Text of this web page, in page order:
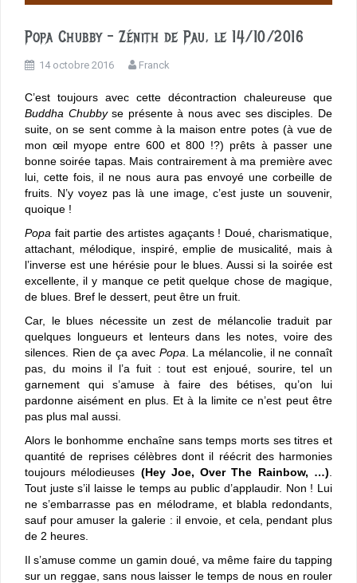
Popa Chubby – Zénith de Pau, le 14/10/2016
14 octobre 2016 Franck
C’est toujours avec cette décontraction chaleureuse que
Buddha Chubbyse présente à nous avec ses disciples. De
suite, on se sent comme à la maison entre potes (à vue de
mon œil myope entre 600 et 800 !?) prêts à passer une
bonne soirée tapas. Mais contrairement à ma première avec
lui, cette fois, il ne nous aura pas envoyé une corbeille de
fruits. N’y voyez pas là une image, c’est juste un souvenir,
quoique !
Popa fait partie des artistes agaçants ! Doué, charismatique,
attachant, mélodique, inspiré, emplie de musicalité, mais à
l’inverse est une hérésie pour le blues. Aussi si la soirée est
excellente, il y manque ce petit quelque chose de magique,
de blues. Bref le dessert, peut être un fruit.
Car, le blues nécessite un zest de mélancolie traduit par
quelques longueurs et lenteurs dans les notes, voire des
silences. Rien de ça avec Popa . La mélancolie, il ne connaît
pas, du moins il l’a fuit : tout est enjoué, sourire, tel un
garnement qui s’amuse à faire des bétises, qu’on lui
pardonne aisément en plus. Et à la limite ce n’est peut être
pas plus mal aussi.
Alors le bonhomme enchaîne sans temps morts ses titres et
quantité de reprises célèbres dont il réécrit des harmonies
toujours mélodieuses (Hey Joe, Over The Rainbow, …)
Tout juste s’il laisse le temps au public d’applaudir. Non ! Lui
ne s’embarrasse pas en mélodrame, et blabla redondants,
sauf pour amuser la galerie : il envoie, et cela, pendant plus
de 2 heures.
Il s’amuse comme un gamin doué, va même faire du tapping
sur un reggae, sans nous laisser le temps de nous en rouler